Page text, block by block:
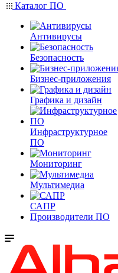
Каталог ПО
Антивирусы
Безопасность
Бизнес-приложения
Графика и дизайн
Инфраструктурное
ПО
Мониторинг
Мультимедиа
САПР
Производители ПО